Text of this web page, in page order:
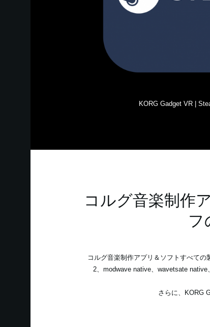
KORG Gadget VR |
コルグ音楽制作
フ
コルグ音楽制作アプリ＆ソフトすべて
2、modwave native、wavetsate native
さらに、KORG